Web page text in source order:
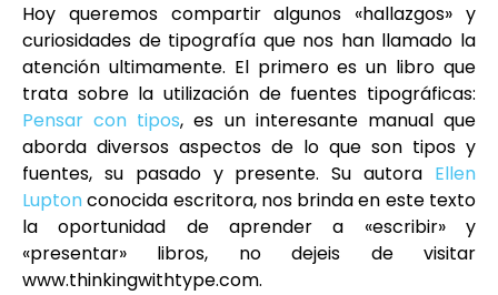
Hoy queremos compartir algunos «hallazgos» y
curiosidades de tipografía que nos han llamado la
atención ultimamente. El primero es un libro que
trata sobre la utilización de fuentes tipográficas:
Pensar con tipos, es un interesante manual que
aborda diversos aspectos de lo que son tipos y
fuentes, su pasado y presente. Su autora Ellen
Luptonconocida escritora, nos brinda en este texto
la oportunidad de aprender a «escribir» y
«presentar» libros, no dejeis de visitar
www.thinkingwithtype.com.